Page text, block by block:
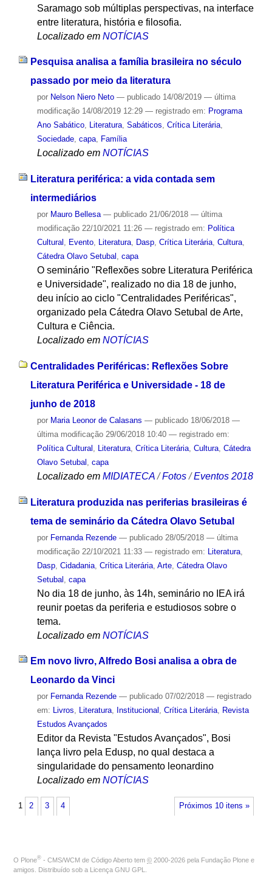
Saramago sob múltiplas perspectivas, na interface
entre literatura, história e filosofia.
Localizado em NOTÍCIAS
Pesquisa analisa a família brasileira no século
passado por meio da literatura
por Nelson Niero Neto — publicado14/08/2019 — última
modificação14/08/2019 12:29 — registrado em: Programa
Ano Sabático, Literatura, Sabáticos, Crítica Literária,
Sociedade, capa, Família
Localizado em NOTÍCIAS
Literatura periférica: a vida contada sem
intermediários
por Mauro Bellesa — publicado21/06/2018 — última
modificação22/10/2021 11:26 — registrado em: Política
Cultural , Evento, Literatura, Dasp, Crítica Literária, Cultura,
Cátedra Olavo Setubal , capa
O seminário "Reflexões sobre Literatura Periférica
e Universidade", realizado no dia 18 de junho,
deu início ao ciclo "Centralidades Periféricas",
organizado pela Cátedra Olavo Setubal de Arte,
Cultura e Ciência.
Localizado em NOTÍCIAS
Centralidades Periféricas: Reflexões Sobre
Literatura Periférica e Universidade - 18 de
junho de 2018
por Maria Leonor de Calasans — publicado18/06/2018 —
última modificação29/06/2018 10:40 — registrado em:
Política Cultural
Literatura, Crítica Literária, Cultura, Cátedra
Olavo Setubal
capa
Localizado em MIDIATECA /Fotos /Eventos 2018
Literatura produzida nas periferias brasileiras é
tema de seminário da Cátedra Olavo Setubal
por Fernanda Rezende — publicado28/05/2018 — última
modificação22/10/2021 11:33 — registrado em: Literatura,
Dasp, Cidadania, Crítica Literária, Arte, Cátedra Olavo
Setubal capa
No dia 18 de junho, às 14h, seminário no IEA irá
reunir poetas da periferia e estudiosos sobre o
tema.
Localizado em NOTÍCIAS
Em novo livro, Alfredo Bosi analisa a obra de
Leonardo da Vinci
por Fernanda Rezende — publicado07/02/2018 — registrado
em: Livros, Literatura, Institucional , Crítica Literária, Revista
Estudos Avançados
Editor da Revista "Estudos Avançados", Bosi
lança livro pela Edusp, no qual destaca a
singularidade do pensamento leonardino
Localizado em NOTÍCIAS
Próximos 10 itens »
1 2 3 4
O Plone® - CMS/WCM de Código Aberto tem © 2000-2026 pela Fundação Plone e
amigos. Distribuído sob a Licença GNU GPL